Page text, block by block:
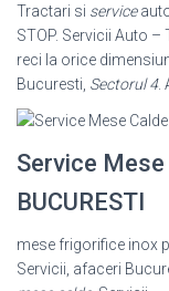
Tractari si service
STOP. Servicii Auto –
reci la orice
Bucuresti, Sectorul 4.
Service
BUCURESTI
mese frigorifice inox
Servicii, afaceri